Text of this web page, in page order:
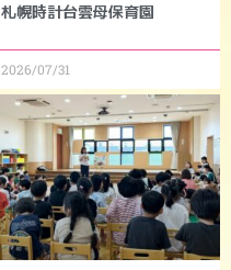
札幌時計台雲母保育園
2026/07/31